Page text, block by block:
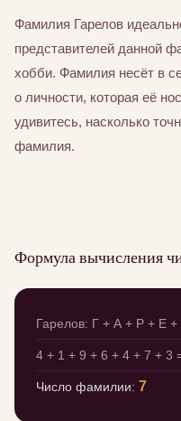
Фамилия Гарелов
представителей данной
хобби. Фамилия несёт в
о личности, которая её
удивитесь, насколько
фамилия.
Формула вычисления
Гарелов: Г + А + Р + Е
4 + 1 + 9 + 6 + 4 + 7 + 3
Число фамилии: 7